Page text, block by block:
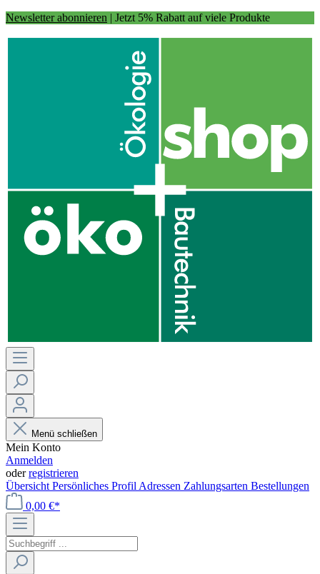
Newsletter abonnieren | Jetzt 5% Rabatt auf viele Produkte
Menü schließen
Mein Konto
Anmelden
oderregistrieren
Übersicht Persönliches Profil Adressen Zahlungsarten Bestellungen
0,00 €*